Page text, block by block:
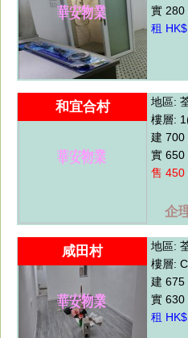
實 280
租
和宜合村
地區:
樓層:
建 700
實 650
售 450
企
咸田村
地區:
樓層:
建 675
實 630
租